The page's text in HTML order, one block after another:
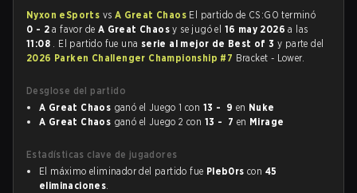
Nyxon eSports vs A Great Chaos El partido de CS:GO terminó
0 - 2 a favor de A Great Chaosy se jugó el 16 may 2026a las
11:08 . El partido fue una serie al mejor de Best of 3y parte del
2026 Parken Challenger Championship #7 Bracket - Lower.
Desglose del partido
A Great Chaos ganó el Juego 1 con 13 - 9 en Nuke
A Great Chaos ganó el Juego 2 con 13 - 7 en Mirage
Estadísticas clave de jugadores
El máximo eliminador del partido fue Pleb0rs con 45
eliminaciones.